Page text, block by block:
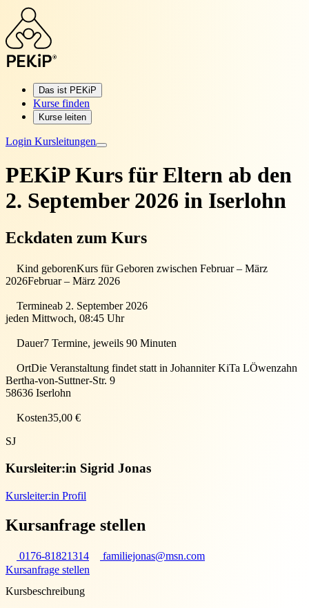
Das ist PEKiP
Kurse finden
Kurse leiten
Login Kursleitungen
PEKiP Kurs für Eltern ab den
2. September 2026 in Iserlohn
Eckdaten zum Kurs
Kind geborenKurs für Geboren zwischen Februar – März
2026Februar – März 2026
Termineab 2. September 2026
jeden Mittwoch, 08:45 Uhr
Dauer7 Termine, jeweils 90 Minuten
OrtDie Veranstaltung findet statt in Johanniter KiTa LÖwenzahn
Bertha-von-Suttner-Str. 9
58636 Iserlohn
Kosten35,00 €
SJ
Kursleiter:in Sigrid Jonas
Kursleiter:in Profil
Kursanfrage stellen
0176-81821314
familiejonas@msn.com
Kursanfrage stellen
Kursbeschreibung